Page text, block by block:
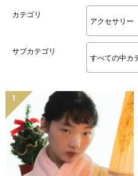
カテゴリ
サブカテゴリ
1